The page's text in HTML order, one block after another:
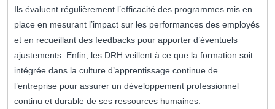
Ils évaluent régulièrement l’efficacité des programmes mis en
place en mesurant l’impact sur les performances des employés
et en recueillant des feedbacks pour apporter d’éventuels
ajustements. Enfin, les DRH veillent à ce que la formation soit
intégrée dans la culture d’apprentissage continue de
l’entreprise pour assurer un développement professionnel
continu et durable de ses ressources humaines.